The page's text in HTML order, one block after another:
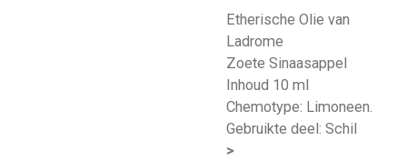
Etherische Olie van
Ladrome
Zoete Sinaasappel
Inhoud 10 ml
Chemotype: Limoneen.
Gebruikte deel: Schil
>